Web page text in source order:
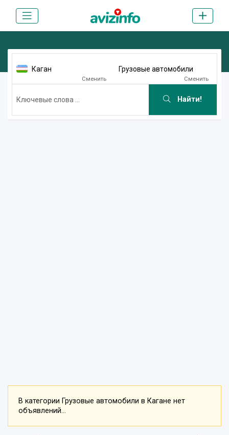
Каган
Сменить
Грузовые автомобили
Сменить
Найти!
В категории Грузовые автомобили в Кагане нет
объявлений...